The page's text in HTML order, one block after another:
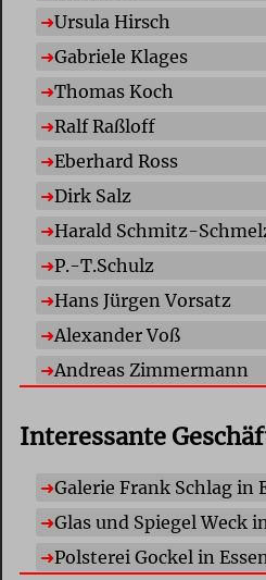
Ursula Hirsch
Gabriele Klages
Thomas Koch
Ralf Raßloff
Eberhard Ross
Dirk Salz
Harald Schmitz-
P.-T.Schulz
Hans Jürgen Vorsatz
Alexander Voß
Andreas Zimmermann
Interessante
Galerie Frank Schlag in
Glas und Spiegel Weck
Polsterei Gockel in